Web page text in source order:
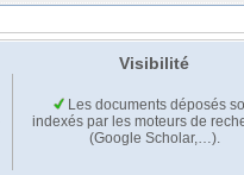
Visibilité
Les documents déposés
indexés par les moteurs de
(Google Scholar,…).